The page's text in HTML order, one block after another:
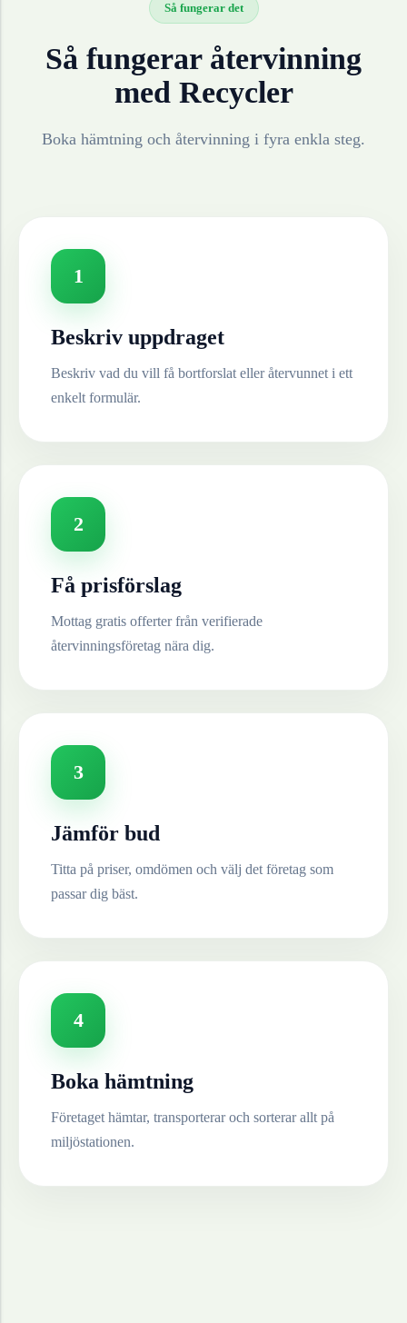
Så fungerar det
Så fungerar återvinning
med Recycler
Boka hämtning och återvinning i fyra enkla steg.
1
Beskriv uppdraget
Beskriv vad du vill få bortforslat eller återvunnet i ett
enkelt formulär.
2
Få prisförslag
Mottag gratis offerter från verifierade
återvinningsföretag nära dig.
3
Jämför bud
Titta på priser, omdömen och välj det företag som
passar dig bäst.
4
Boka hämtning
Företaget hämtar, transporterar och sorterar allt på
miljöstationen.